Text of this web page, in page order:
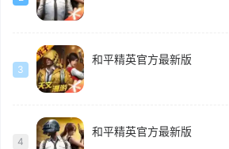
3
和平精英官方最新版
4
和平精英官方最新版